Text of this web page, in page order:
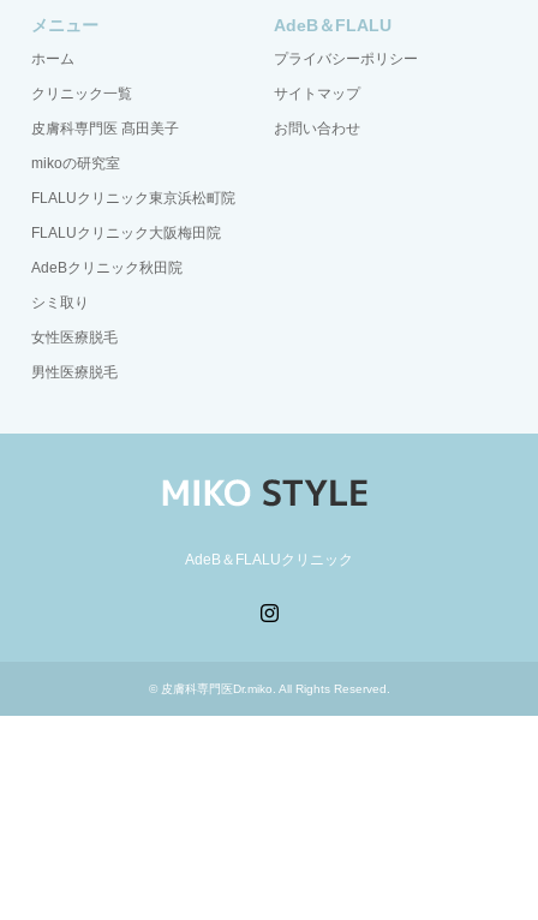
メニュー
ホーム
クリニック一覧
皮膚科専門医 髙田美子
mikoの研究室
FLALUクリニック東京浜松町院
FLALUクリニック大阪梅田院
AdeBクリニック秋田院
シミ取り
女性医療脱毛
男性医療脱毛
AdeB＆FLALU
プライバシーポリシー
サイトマップ
お問い合わせ
AdeB＆FLALUクリニック
© 皮膚科専門医Dr.miko. All Rights Reserved.